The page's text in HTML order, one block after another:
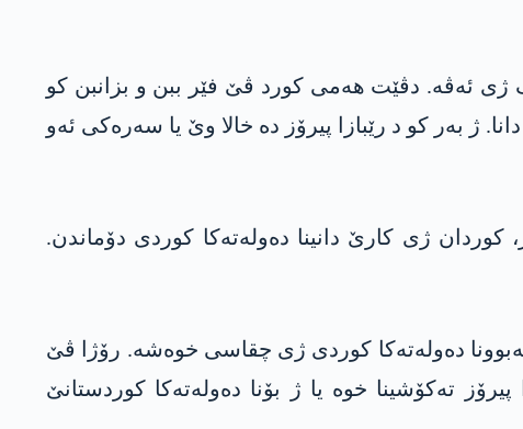
ژی ئەڤە. دڤێت ھەمی کورد ڤێ فێر ببن و بزانبن کو
ژ بەر کو د رێبازا پیرۆز دە خالا وێ یا سەرەکی ئەو
ژی کارێ دانینا دەولەتەکا کوردی دۆماندن.
دەولەتەکا کوردی ژی چقاسی خوەشە. رۆژا ڤێ
تەکۆشینا خوە یا ژ بۆنا دەولەتەکا کوردستانێ